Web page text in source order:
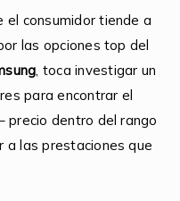
el consumidor tiende a
las opciones top del
, toca investigar un
para encontrar el
precio dentro del rango
a las prestaciones que